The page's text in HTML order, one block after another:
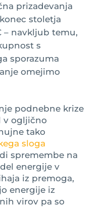
prizadevanja
stoletja
– navkljub temu,
s
sporazuma
omejimo
podnebne krize
v ogljično
tako
sloga
spremembe na
energije v
iz premoga,
energije iz
virov pa so